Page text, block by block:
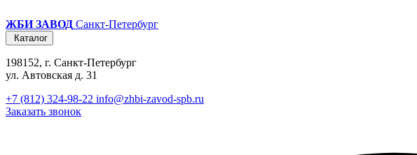
ЖБИ ЗАВОД Санкт-Петербург
Каталог
198152, г. Санкт-Петербург
ул. Автовская д. 31
+7 (812) 324-98-22 info@zhbi-zavod-spb.ru
Заказать звонок